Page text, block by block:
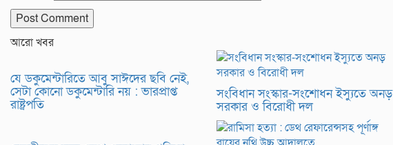
আরো খবর
যে ডকুমেন্টারিতে আবু সাঈদের ছবি নেই,
সেটা কোনো ডকুমেন্টারি নয় : ভারপ্রাপ্ত
রাষ্ট্রপতি
সংবিধান সংস্কার-সংশোধন ইস্যুতে অনড়
সরকার ও বিরোধী দল